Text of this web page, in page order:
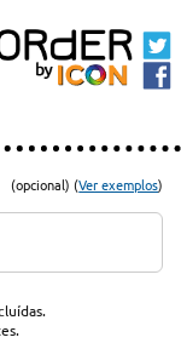
(opcional) (Ver exemplos)